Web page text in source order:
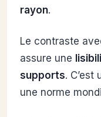
rayon.
Le contraste
assure une
supports. C’est
une norme